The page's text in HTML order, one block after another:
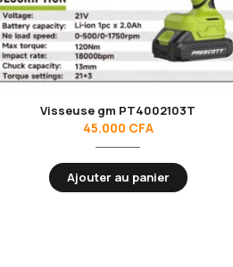
Visseuse gm PT4002103T
45.000 CFA
Ajouter au panier